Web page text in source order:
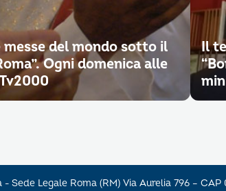
messe del mondo sotto il
Ogni domenica alle
Il
- Sede Legale Roma (RM) Via Aurelia 796 – CAP